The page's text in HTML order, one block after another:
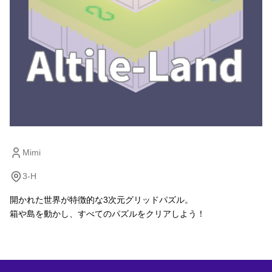
Mimi
3-H
開かれた世界が特徴的な3次元グリッドパズル。
箱や島を動かし、すべてのパズルをクリアしよう！